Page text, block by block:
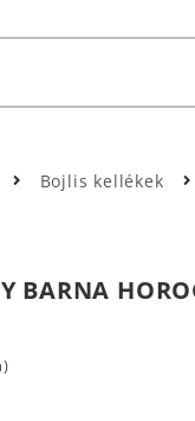
Bojlis kellékek
BARNA